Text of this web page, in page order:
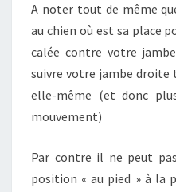
A noter tout de même
au chien où est sa place
calée contre votre
suivre votre jambe droite
elle-même (et donc
mouvement)
Par contre il ne peut
position « au pied » à la